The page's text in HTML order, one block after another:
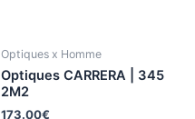
Optiques x Homme
Optiques CARRERA | 345
2M2
173.00€